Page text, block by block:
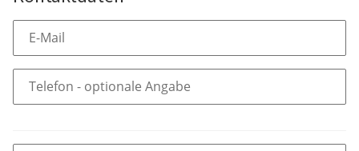
E-Mail
Telefon - optionale Angabe